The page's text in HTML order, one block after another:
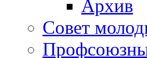
Архив
Совет